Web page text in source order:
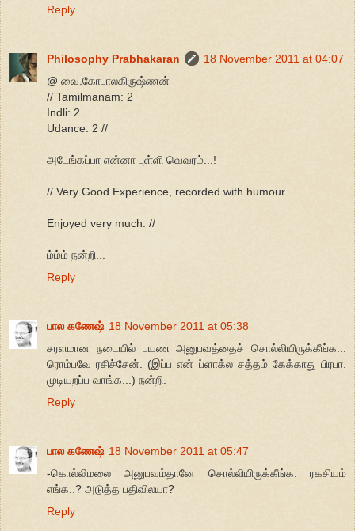
Reply
Philosophy Prabhakaran
18 November 2011 at 04:07
@ வை.கோபாலகிருஷ்ணன்
// Tamilmanam: 2
Indli: 2
Udance: 2 //
அடேங்கப்பா என்னா புள்ளி வெவரம்...!
// Very Good Experience, recorded with humour.
Enjoyed very much. //
ம்ம்ம் நன்றி...
Reply
பால கணேஷ் 18 November 2011 at 05:38
சரளமான நடையில் பயண அனுபவத்தைச் சொல்லியிருக்கீங்க...
ரொம்பவே ரசிச்சேன். (இப்ப என் ப்ளாக்ல சத்தம் கேக்காது பிரபா.
முடியறப்ப வாங்க...) நன்றி.
Reply
பால கணேஷ் 18 November 2011 at 05:47
-கொல்லிமலை அனுபவம்தானே சொல்லியிருக்கீங்க. ரகசியம்
எங்க..? அடுத்த பதிவிலயா?
Reply